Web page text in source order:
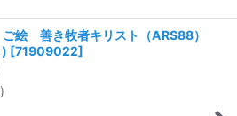
絵 善き牧者キリスト（ARS88）
[71909022]
)